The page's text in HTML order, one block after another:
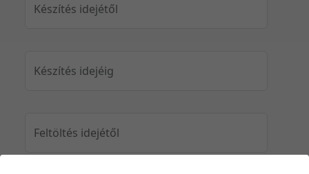
Készítés idejétől
Készítés idejéig
Feltöltés idejétől